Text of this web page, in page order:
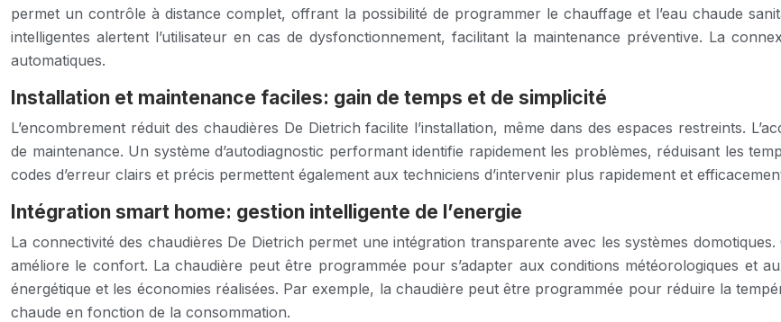
permet un contrôle à distance complet, offrant la possibilité de programmer le chauffage et l’eau chaude
intelligentes alertent l’utilisateur en cas de dysfonctionnement, facilitant la maintenance préventive. La
automatiques.
Installation et maintenance faciles: gain de temps et de simplicité
L’encombrement réduit des chaudières De Dietrich facilite l’installation, même dans des espaces restreints.
de maintenance. Un système d’autodiagnostic performant identifie rapidement les problèmes, réduisant les
codes d’erreur clairs et précis permettent également aux techniciens d’intervenir plus rapidement et
Intégration smart home: gestion intelligente de l’energie
La connectivité des chaudières De Dietrich permet une intégration transparente avec les systèmes
améliore le confort. La chaudière peut être programmée pour s’adapter aux conditions météorologiques et
énergétique et les économies réalisées. Par exemple, la chaudière peut être programmée pour réduire la
chaude en fonction de la consommation.